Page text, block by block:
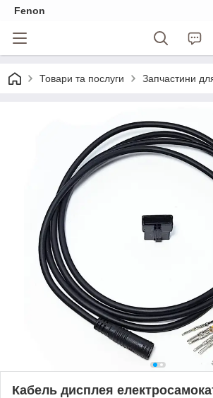
Fenon
Товари та послуги Запчастини
Кабель дисплея